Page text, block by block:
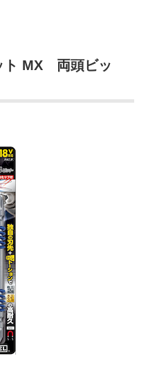
ト MX 両頭ビッ